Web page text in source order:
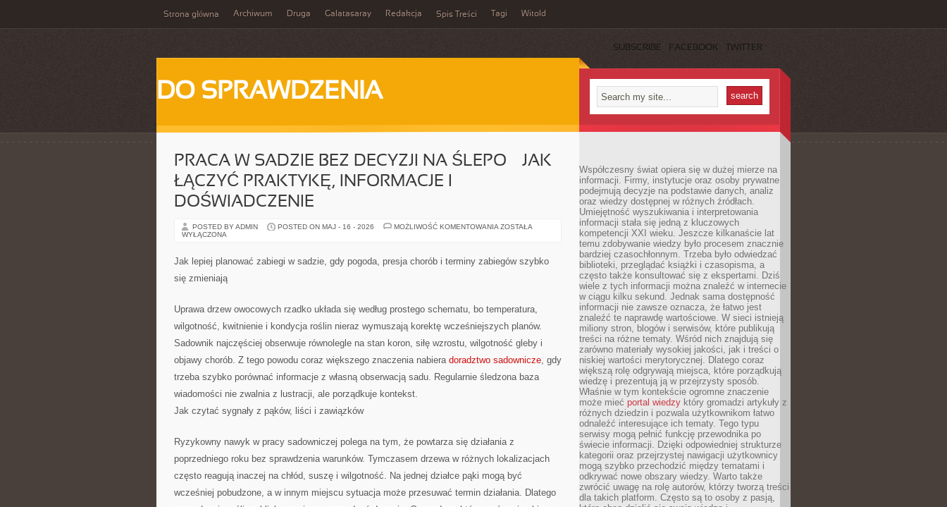
Strona główna Archiwum Druga Galatasaray Redakcja Spis Treści Tagi Witold
SUBSCRIBE FACEBOOK TWITTER
DO SPRAWDZENIA
PRACA W SADZIE BEZ DECYZJI NA ŚLEPO — JAK
ŁĄCZYĆ PRAKTYKĘ, INFORMACJE I
DOŚWIADCZENIE
POSTED BY ADMIN POSTED ON MAJ - 16 - 2026 MOŻLIWOŚĆ KOMENTOWANIA PRACA
DECYZJI
NA
INFORMACJE
DOŚWIADCZENIE
ZOSTAŁA
WYŁĄCZONA
Jak lepiej planować zabiegi w sadzie, gdy pogoda, presja chorób i terminy zabiegów szybko
się zmieniają
Uprawa drzew owocowych rzadko układa się według prostego schematu, bo temperatura,
wilgotność, kwitnienie i kondycja roślin nieraz wymuszają korektę wcześniejszych planów.
Sadownik najczęściej obserwuje równolegle na stan koron, siłę wzrostu, wilgotność gleby i
objawy chorób. Z tego powodu coraz większego znaczenia nabiera doradztwo sadownicze, gdy
trzeba szybko porównać informacje z własną obserwacją sadu. Regularnie śledzona baza
wiadomości nie zwalnia z lustracji, ale porządkuje kontekst.
Jak czytać sygnały z pąków, liści i zawiązków
Ryzykowny nawyk w pracy sadowniczej polega na tym, że powtarza się działania z
poprzedniego roku bez sprawdzenia warunków. Tymczasem drzewa w różnych lokalizacjach
często reagują inaczej na chłód, suszę i wilgotność. Na jednej działce pąki mogą być
wcześniej pobudzone, a w innym miejscu sytuacja może przesuwać termin działania. Dlatego
Współczesny świat opiera się w dużej mierze na
informacji. Firmy, instytucje oraz osoby prywatne
podejmują decyzje na podstawie danych, analiz
oraz wiedzy dostępnej w różnych źródłach.
Umiejętność wyszukiwania i interpretowania
informacji stała się jedną z kluczowych
kompetencji XXI wieku. Jeszcze kilkanaście lat
temu zdobywanie wiedzy było procesem znacznie
bardziej czasochłonnym. Trzeba było odwiedzać
biblioteki, przeglądać książki i czasopisma, a
często także konsultować się z ekspertami. Dziś
wiele z tych informacji można znaleźć w internecie
w ciągu kilku sekund. Jednak sama dostępność
informacji nie zawsze oznacza, że łatwo jest
znaleźć te naprawdę wartościowe. W sieci istnieją
miliony stron, blogów i serwisów, które publikują
treści na różne tematy. Wśród nich znajdują się
zarówno materiały wysokiej jakości, jak i treści o
niskiej wartości merytorycznej. Dlatego coraz
większą rolę odgrywają miejsca, które porządkują
wiedzę i prezentują ją w przejrzysty sposób.
Właśnie w tym kontekście ogromne znaczenie
może mieć portal wiedzy który gromadzi artykuły z
różnych dziedzin i pozwala użytkownikom łatwo
odnaleźć interesujące ich tematy. Tego typu
serwisy mogą pełnić funkcję przewodnika po
świecie informacji. Dzięki odpowiedniej strukturze
kategorii oraz przejrzystej nawigacji użytkownicy
mogą szybko przechodzić między tematami i
odkrywać nowe obszary wiedzy. Warto także
zwrócić uwagę na rolę autorów, którzy tworzą treści
dla takich platform. Często są to osoby z pasją,